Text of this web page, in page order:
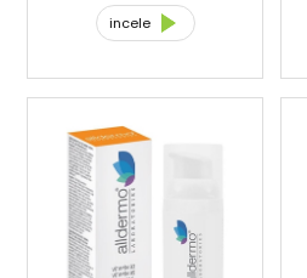
daha aydınlık görünmesini
sağlar, ipeksi bir
koruma sağlar.
incele